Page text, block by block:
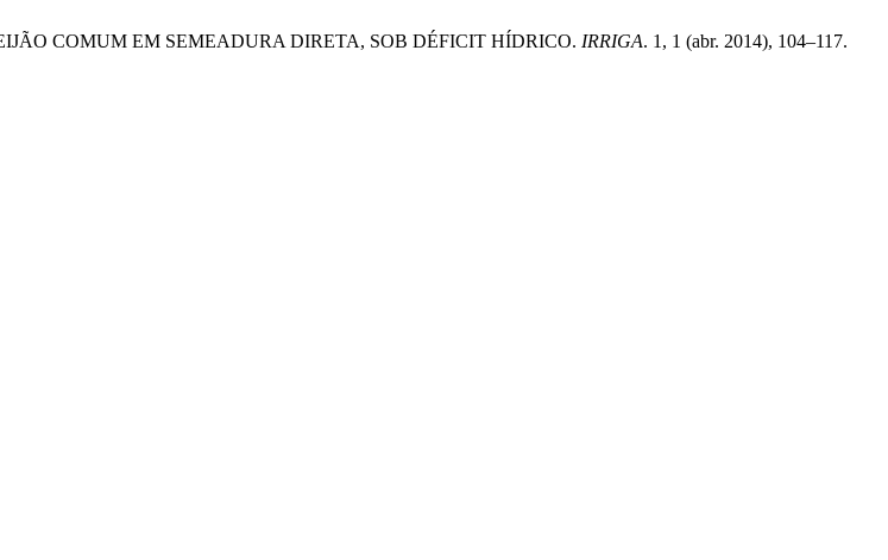
COMUM EM SEMEADURA DIRETA, SOB DÉFICIT HÍDRICO. IRRIGA. 1, 1 (abr. 2014), 104–117.